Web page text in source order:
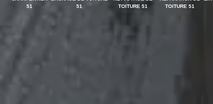
51
51
TOITURE 51
TOITURE 51